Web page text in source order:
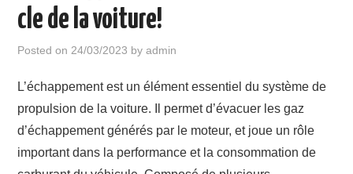
cle de la voiture!
Posted on24/03/2023 byadmin
L’échappement est un élément essentiel du système de
propulsion de la voiture. Il permet d’évacuer les gaz
d’échappement générés par le moteur, et joue un rôle
important dans la performance et la consommation de